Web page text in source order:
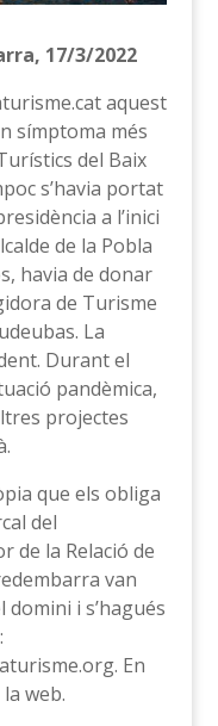
17/3/2022
aquest
símptoma més
del Baix
s’havia portat
a l’inici
de la Pobla
havia de donar
de Turisme
La
Durant el
pandèmica,
projectes
que els obliga
del
de la Relació de
van
i s’hagués
En
web.